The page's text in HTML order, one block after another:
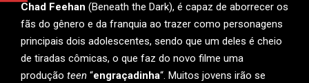
Chad Feehan (Beneath the Dark), é capaz de aborrecer os
fãs do gênero e da franquia ao trazer como personagens
principais dois adolescentes, sendo que um deles é cheio
de tiradas cômicas, o que faz do novo filme uma
produção teen “engraçadinha“. Muitos jovens irão se